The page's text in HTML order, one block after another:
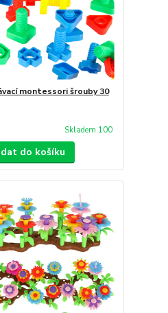
montessori šrouby 30
Skladem 100
do košíku